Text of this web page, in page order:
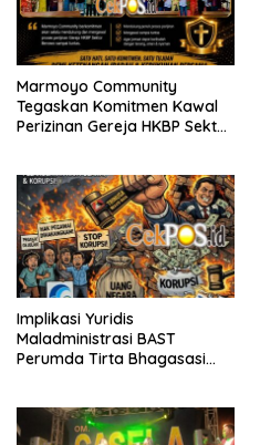
Marmoyo Community
Tegaskan Komitmen Kawal
Perizinan Gereja HKBP Sektor
Implikasi Yuridis
Maladministrasi BAST
Perumda Tirta Bhagasasi
Negara (KTUN)